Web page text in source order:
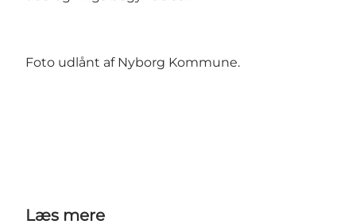
Foto udlånt af Nyborg Kommune.
Læs mere